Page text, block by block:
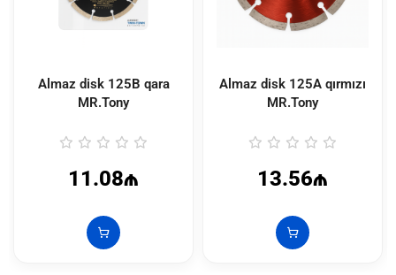
Almaz disk 125B qara
MR.Tony
11.08₼
Almaz disk 125A qırmızı
MR.Tony
13.56₼